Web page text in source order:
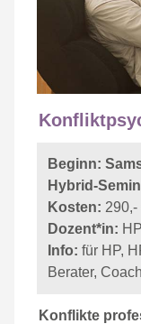
Beginn:
Hybrid-
Kosten: 290,-
Dozent*in:
Info: für HP,
Berater,
Konflikte